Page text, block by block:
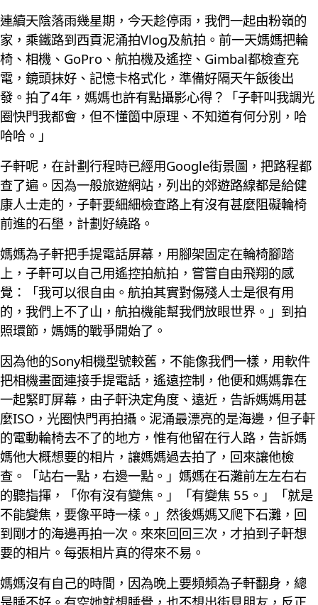
連續天陰落雨幾星期，今天趁停雨，我們一起由粉嶺的
家，乘鐵路到西貢泥涌拍Vlog及航拍。前一天媽媽把輪
椅、相機、GoPro、航拍機及遙控、Gimbal都檢查充
電，鏡頭抹好、記憶卡格式化，準備好隔天午飯後出
發。拍了4年，媽媽也許有點攝影心得？「子軒叫我調光
圈快門我都會，但不懂箇中原理、不知道有何分別，哈
哈哈。」
子軒呢，在計劃行程時已經用Google街景圖，把路程都
查了遍。因為一般旅遊網站，列出的郊遊路線都是給健
康人士走的，子軒要細細檢查路上有沒有甚麼阻礙輪椅
前進的石壆，計劃好繞路。
媽媽為子軒把手提電話屏幕，用腳架固定在輪椅腳踏
上，子軒可以自己用遙控拍航拍，嘗嘗自由飛翔的感
覺：「我可以很自由。航拍其實對傷殘人士是很有用
的，我們上不了山，航拍機能幫我們放眼世界。」到拍
照環節，媽媽的戰爭開始了。
因為他的Sony相機型號較舊，不能像我們一樣，用軟件
把相機畫面連接手提電話，遙遠控制，他便和媽媽靠在
一起緊盯屏幕，由子軒決定角度、遠近，告訴媽媽用甚
麼ISO，光圈快門再拍攝。泥涌最漂亮的是海邊，但子軒
的電動輪椅去不了的地方，惟有他留在行人路，告訴媽
媽他大概想要的相片，讓媽媽過去拍了，回來讓他檢
查。「站右一點，右邊一點。」媽媽在石灘前左左右右
的聽指揮，「你有沒有變焦。」「有變焦 55。」「就是
不能變焦，要像平時一樣。」然後媽媽又爬下石灘，回
到剛才的海邊再拍一次。來來回回三次，才拍到子軒想
要的相片。每張相片真的得來不易。
媽媽沒有自己的時間，因為晚上要頻頻為子軒翻身，總